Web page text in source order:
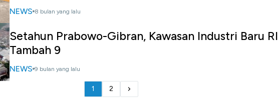
NEWS 8 bulan yang lalu
Setahun Prabowo-Gibran, Kawasan Industri Baru RI
Tambah 9
NEWS 9 bulan yang lalu
1 2